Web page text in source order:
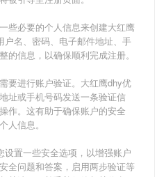
些必要的个人信息来创建大红鹰
户名、密码、电子邮件地址、手
的信息，以确保顺利完成注册。
要进行账户验证。 大红鹰dhy优
址或手机号码发送一条验证信
作。这有助于确保账户的安全
人信息。
设置一些安全选项，以增强账户
全问题和答案，启用两步验证等